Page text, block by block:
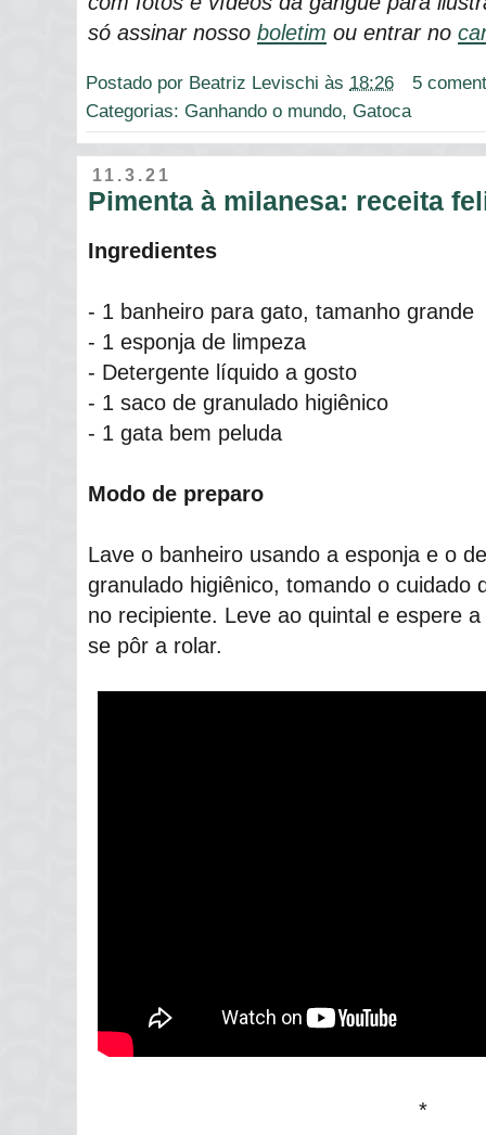
só assinar nosso boletim ou entrar no
Postado por Beatriz Levischi às 18:26
5
Categorias: Ganhando o mundo, Gatoca
11.3.21
Pimenta à milanesa: receita
Ingredientes
- 1 banheiro para gato, tamanho grande
- 1 esponja de limpeza
- Detergente líquido a gosto
- 1 saco de granulado higiênico
- 1 gata bem peluda
Modo de preparo
Lave o banheiro usando a esponja e o
granulado higiênico, tomando o cuidado
no recipiente. Leve ao quintal e espere
se pôr a rolar.
*